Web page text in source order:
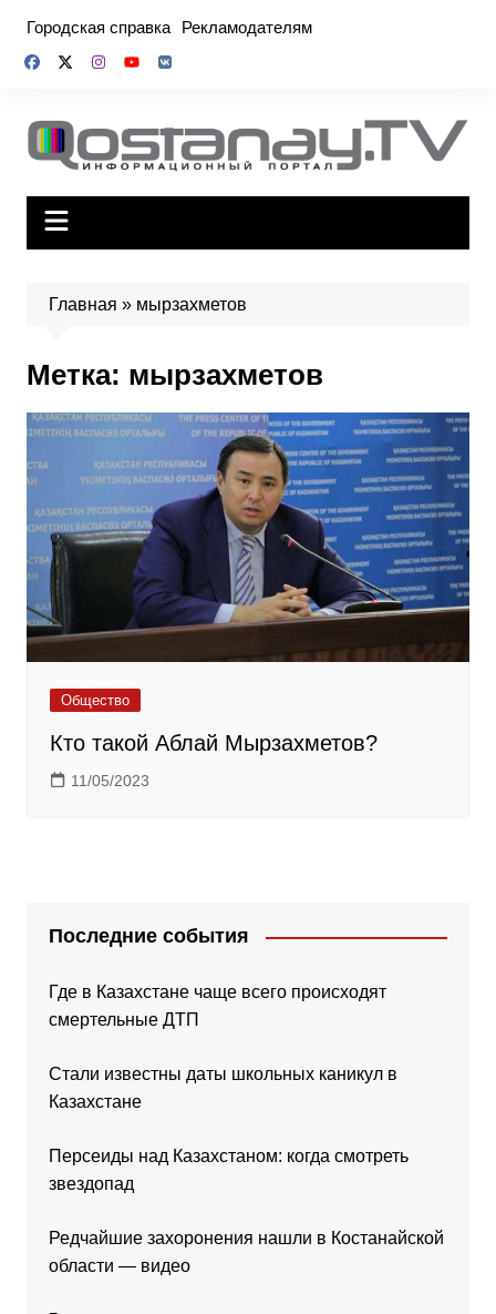
содержимому
Городская справка Рекламодателям
Главная » мырзахметов
Метка: мырзахметов
Общество
Кто такой Аблай Мырзахметов?
11/05/2023
Последние события
Где в Казахстане чаще всего происходят
смертельные ДТП
Стали известны даты школьных каникул в
Казахстане
Персеиды над Казахстаном: когда смотреть
звездопад
Редчайшие захоронения нашли в Костанайской
области — видео